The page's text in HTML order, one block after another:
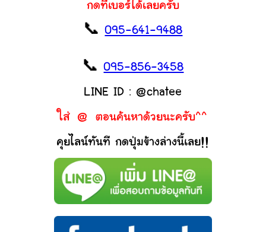
กดที่เบอร์ได้เลยครับ
📞095-641-9488
📞095-856-3458
LINE ID : @chatee
ใส่ @ ตอนค้นหาด้วยนะครับ^^
คุยไลน์ทันที กดปุ่มข้างล่างนี้เลย!!